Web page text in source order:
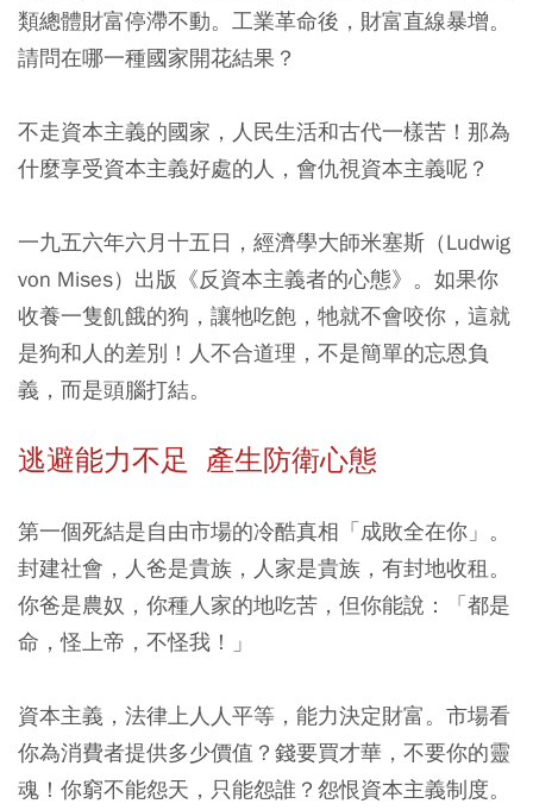
類總體財富停滯不動。工業革命後，財富直線暴增。
請問在哪一種國家開花結果？
不走資本主義的國家，人民生活和古代一樣苦！那為
什麼享受資本主義好處的人，會仇視資本主義呢？
一九五六年六月十五日，經濟學大師米塞斯（Ludwig
von Mises）出版《反資本主義者的心態》。如果你
收養一隻飢餓的狗，讓牠吃飽，牠就不會咬你，這就
是狗和人的差別！人不合道理，不是簡單的忘恩負
義，而是頭腦打結。
逃避能力不足 產生防衛心態
第一個死結是自由市場的冷酷真相「成敗全在你」。
封建社會，人爸是貴族，人家是貴族，有封地收租。
你爸是農奴，你種人家的地吃苦，但你能說：「都是
命，怪上帝，不怪我！」
資本主義，法律上人人平等，能力決定財富。市場看
你為消費者提供多少價值？錢要買才華，不要你的靈
魂！你窮不能怨天，只能怨誰？怨恨資本主義制度。